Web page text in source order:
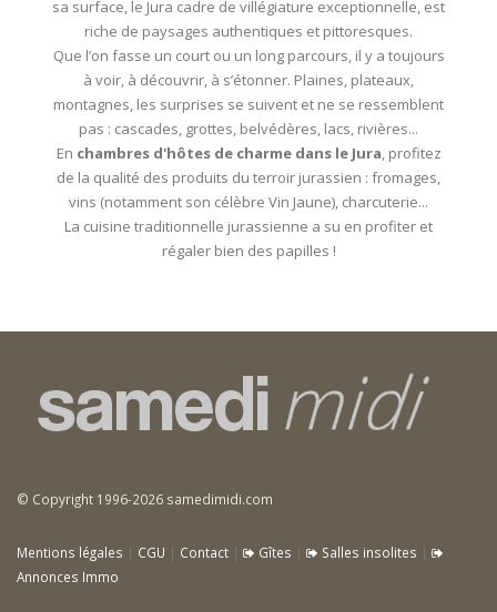
sa surface, le Jura cadre de villégiature exceptionnelle, est
riche de paysages authentiques et pittoresques.
Que l’on fasse un court ou un long parcours, il y a toujours
à voir, à découvrir, à s’étonner. Plaines, plateaux,
montagnes, les surprises se suivent et ne se ressemblent
pas : cascades, grottes, belvédères, lacs, rivières...
En chambres d'hôtes de charme dans le Jura, profitez
de la qualité des produits du terroir jurassien : fromages,
vins (notamment son célèbre Vin Jaune), charcuterie...
La cuisine traditionnelle jurassienne a su en profiter et
régaler bien des papilles !
© Copyright 1996-2026 samedimidi.com
Mentions légales | CGU | Contact | Gîtes | Salles insolites |
Annonces Immo